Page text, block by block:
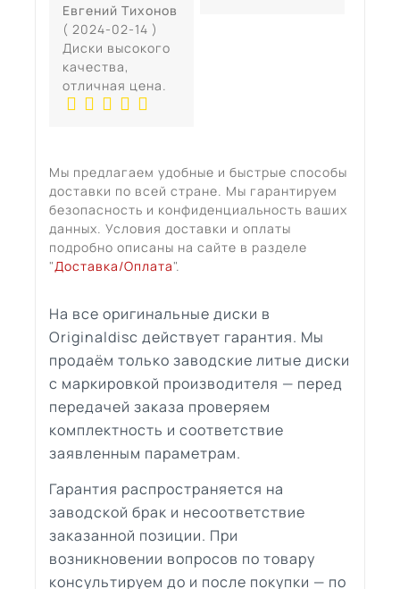
Евгений Тихонов
( 2024-02-14 )
Диски высокого
качества,
отличная цена.
Мы предлагаем удобные и быстрые способы
доставки по всей стране. Мы гарантируем
безопасность и конфиденциальность ваших
данных. Условия доставки и оплаты
подробно описаны на сайте в разделе
"Доставка/Оплата".
На все оригинальные диски в
Originaldisc действует гарантия. Мы
продаём только заводские литые диски
с маркировкой производителя — перед
передачей заказа проверяем
комплектность и соответствие
заявленным параметрам.
Гарантия распространяется на
заводской брак и несоответствие
заказанной позиции. При
возникновении вопросов по товару
консультируем до и после покупки — по